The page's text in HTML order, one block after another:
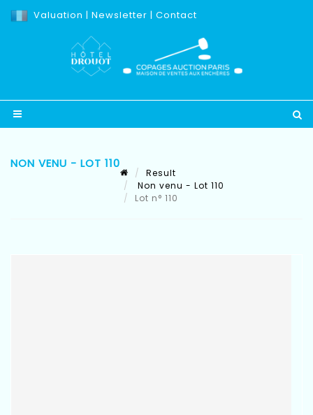
Valuation | Newsletter | Contact
NON VENU - LOT 110
Result
Non venu - Lot 110
Lot n° 110